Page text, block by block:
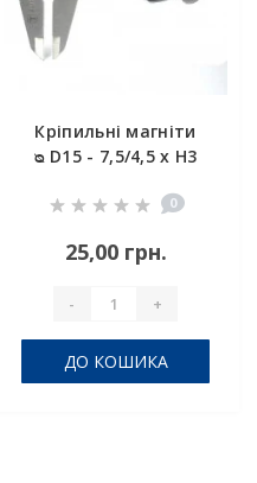
Кріпильні магніти
ᴓ D15 - 7,5/4,5 x H3
0
25,00 грн.
- +
ДО КОШИКА